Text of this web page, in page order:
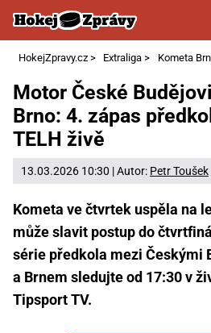
HokejZpravy.cz > Extraliga > Kometa
Motor České
Brno: 4. zápas
TELH živě
13.03.2026 10:30 | Autor: Petr Toušek
Kometa ve čtvrtek uspěla na
může slavit postup do
série předkola mezi Českými
a Brnem sledujte od 17:30 v
Tipsport TV.